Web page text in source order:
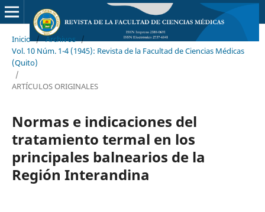
Inicio / Archivos /
Vol. 10 Núm. 1-4 (1945): Revista de la Facultad de Ciencias Médicas
(Quito)
/
ARTÍCULOS ORIGINALES
Normas e indicaciones del
tratamiento termal en los
principales balnearios de la
Región Interandina